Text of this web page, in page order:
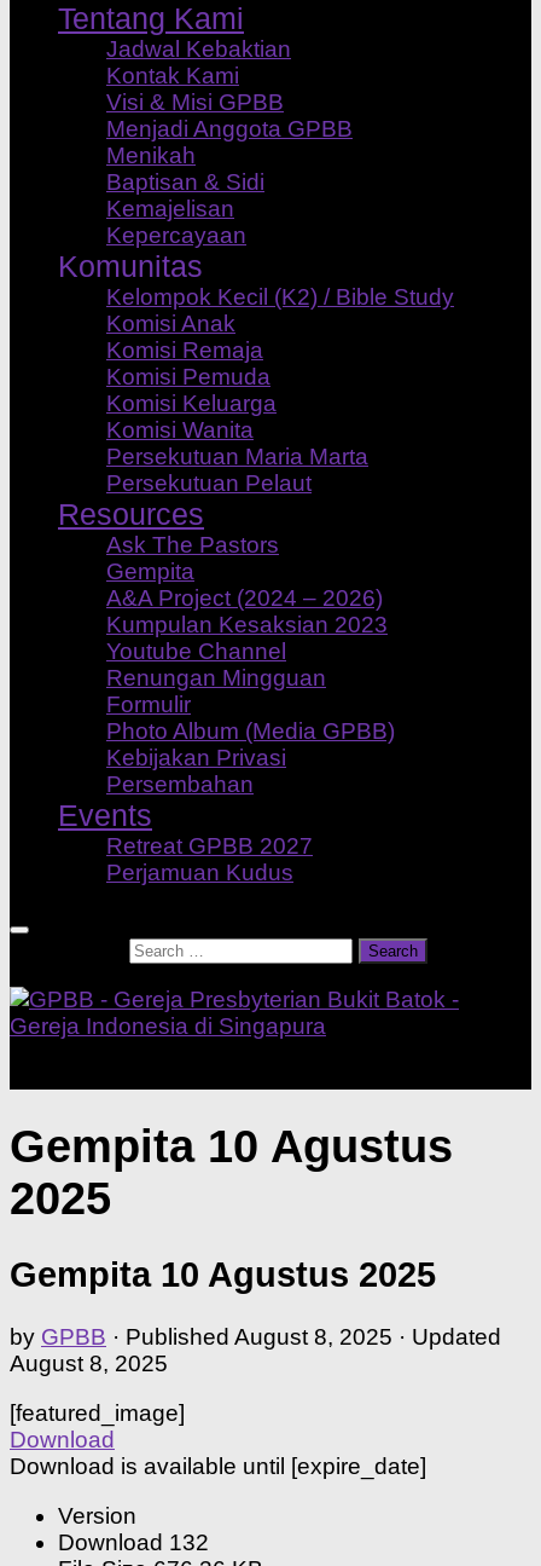
Tentang Kami
Jadwal Kebaktian
Kontak Kami
Visi & Misi GPBB
Menjadi Anggota GPBB
Menikah
Baptisan & Sidi
Kemajelisan
Kepercayaan
Komunitas
Kelompok Kecil (K2) / Bible Study
Komisi Anak
Komisi Remaja
Komisi Pemuda
Komisi Keluarga
Komisi Wanita
Persekutuan Maria Marta
Persekutuan Pelaut
Resources
Ask The Pastors
Gempita
A&A Project (2024 – 2026)
Kumpulan Kesaksian 2023
Youtube Channel
Renungan Mingguan
Formulir
Photo Album (Media GPBB)
Kebijakan Privasi
Persembahan
Events
Retreat GPBB 2027
Perjamuan Kudus
Gempita 10 Agustus
2025
Gempita 10 Agustus 2025
by GPBB · Published August 8, 2025 · Updated
August 8, 2025
[featured_image]
Download
Download is available until [expire_date]
Version
Download 132